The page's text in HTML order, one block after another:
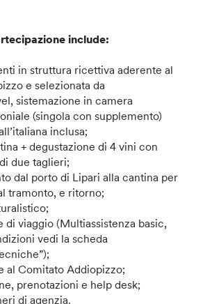
include:
in struttura ricettiva aderente al
e selezionata da
sistemazione in camera
(singola con supplemento)
inclusa;
+ degustazione di 4 vini con
due taglieri;
dal porto di Lipari alla cantina per
tramonto, e ritorno;
di viaggio (Multiassistenza basic,
vedi la scheda
al Comitato Addiopizzo;
prenotazioni e help desk;
di agenzia.